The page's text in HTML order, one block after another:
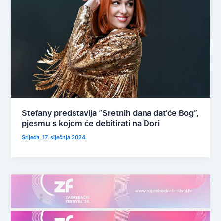
Stefany predstavlja “Sretnih dana dat’će Bog”,
pjesmu s kojom će debitirati na Dori
Srijeda, 17. siječnja 2024.